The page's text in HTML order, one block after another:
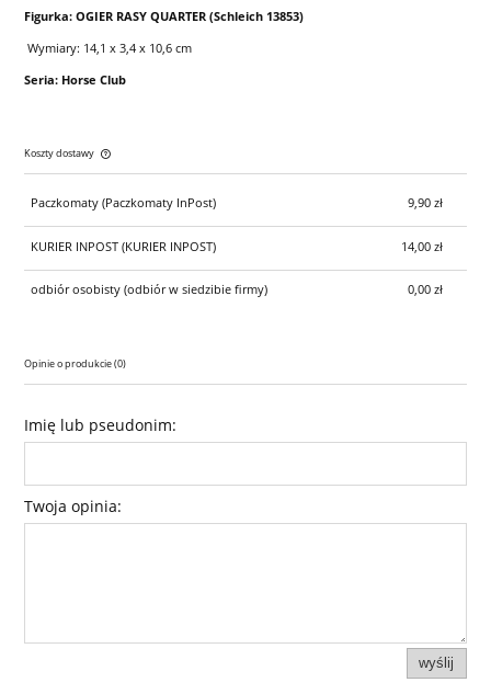
Figurka: OGIER RASY QUARTER (Schleich 13853)
Wymiary: 14,1 x 3,4 x 10,6 cm
Seria: Horse Club
Koszty dostawy
Paczkomaty(Paczkomaty InPost) 9,90 zł
KURIER INPOST(KURIER INPOST) 14,00 zł
odbiór osobisty(odbiór w siedzibie firmy) 0,00 zł
Opinie o produkcie (0)
Imię lub pseudonim:
Twoja opinia:
wyślij